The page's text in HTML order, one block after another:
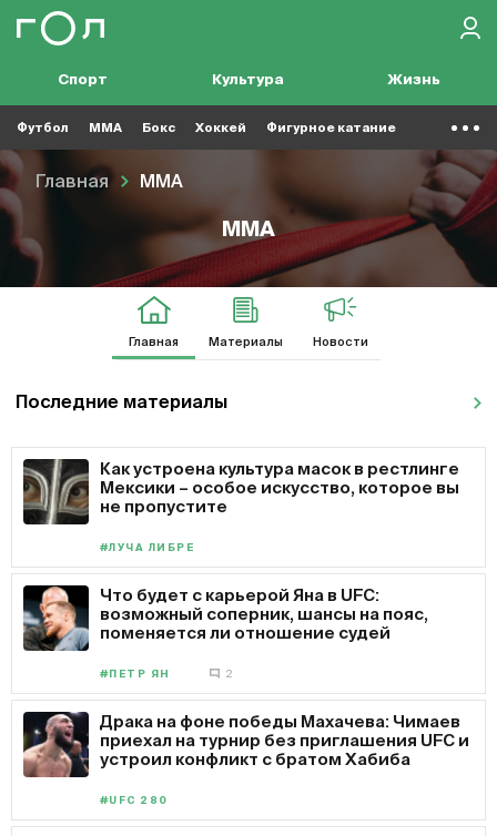
Спорт Культура Жизнь
Футбол MMA Бокс Хоккей Фигурное катание
Главная MMA
MMA
Главная Материалы Новости
Последние материалы
Как устроена культура масок в рестлинге
Мексики – особое искусство, которое вы
не пропустите
#ЛУЧА ЛИБРЕ
Что будет с карьерой Яна в UFC:
возможный соперник, шансы на пояс,
поменяется ли отношение судей
#ПЕТР ЯН 2
Драка на фоне победы Махачева: Чимаев
приехал на турнир без приглашения UFC и
устроил конфликт с братом Хабиба
#UFC 280